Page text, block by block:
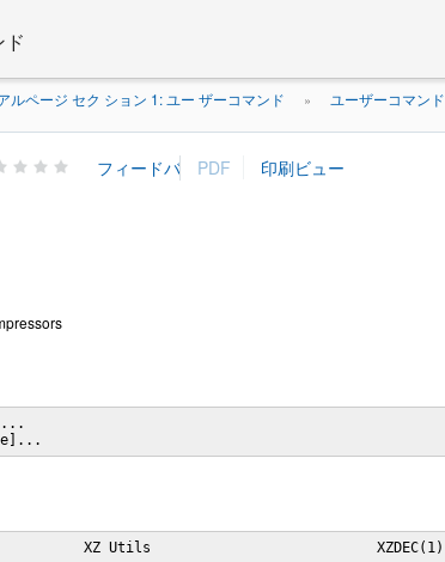
ルページ セク ション 1: ユー ザーコマンド » ユーザーコマンド
XZ Utils                           XZDEC(1)